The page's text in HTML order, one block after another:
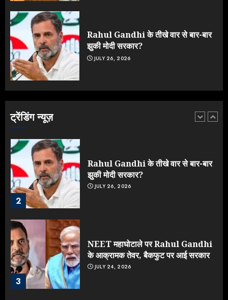
Rahul Gandhi के तीखे वार से बार-बार
झुकी मोदी सरकार?
JULY 26, 2026
ट्रेंडिंग न्यूज़
5
JULY 19, 2026
1
उड़ाए करोड़ों, टूट गया मोदी का रिकॉर्ड !
2
Rahul Gandhi के तीखे वार से बार-बार
झुकी मोदी सरकार?
JULY 26, 2026
3
NEET महाघोटाले पर Rahul Gandhi
के आक्रामक तेवर, बैकफुट पर आई सरकार
JULY 24, 2026